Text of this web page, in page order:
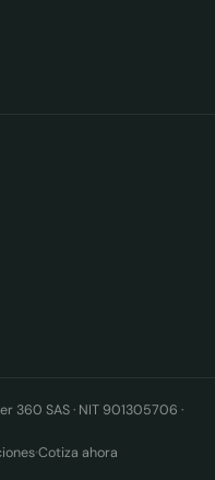
360 SAS · NIT 901305706 ·
·Cotiza ahora